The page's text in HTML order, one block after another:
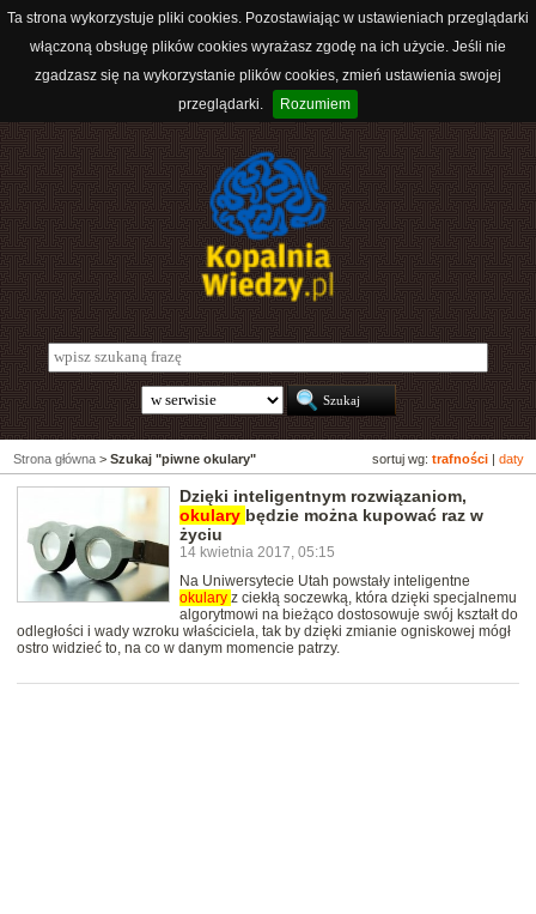
Ta strona wykorzystuje pliki cookies. Pozostawiając w ustawieniach przeglądarki
włączoną obsługę plików cookies wyrażasz zgodę na ich użycie. Jeśli nie
zgadzasz się na wykorzystanie plików cookies, zmień ustawienia swojej
przeglądarki.
Rozumiem
sortuj wg: trafności daty
Strona główna > Szukaj "piwne okulary"
Dzięki inteligentnym rozwiązaniom,
okulary będzie można kupować raz w
życiu
14 kwietnia 2017, 05:15
Na Uniwersytecie Utah powstały inteligentne
okulary z ciekłą soczewką, która dzięki specjalnemu
algorytmowi na bieżąco dostosowuje swój kształt do
odległości i wady wzroku właściciela, tak by dzięki zmianie ogniskowej mógł
ostro widzieć to, na co w danym momencie patrzy.